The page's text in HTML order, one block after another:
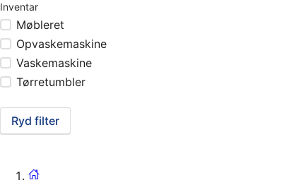
Inventar
Møbleret
Opvaskemaskine
Vaskemaskine
Tørretumbler
Ryd filter